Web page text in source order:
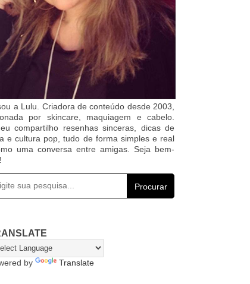
a Lulu. Criadora de conteúdo desde 2003,
por skincare, maquiagem e cabelo.
compartilho resenhas sinceras, dicas de
e cultura pop, tudo de forma simples e real
uma conversa entre amigas. Seja bem-
Procurar
by Translate